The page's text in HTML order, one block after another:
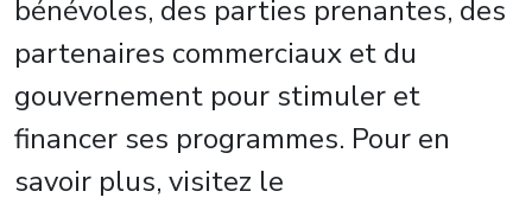
bénévoles, des parties prenantes, des
partenaires commerciaux et du
gouvernement pour stimuler et
financer ses programmes. Pour en
savoir plus, visitez le